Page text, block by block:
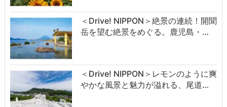
＜Drive! NIPPON＞絶景の連続！開聞
岳を望む絶景をめぐる。鹿児島・…
＜Drive! NIPPON＞レモンのように爽
やかな風景と魅力が溢れる、尾道…